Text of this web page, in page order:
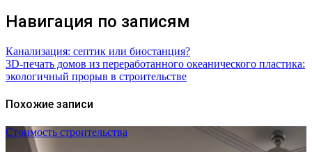
Навигация по записям
Канализация: септик или биостанция?
3D-печать домов из переработанного океанического пластика:
экологичный прорыв в строительстве
Похожие записи
Стоимость строительства